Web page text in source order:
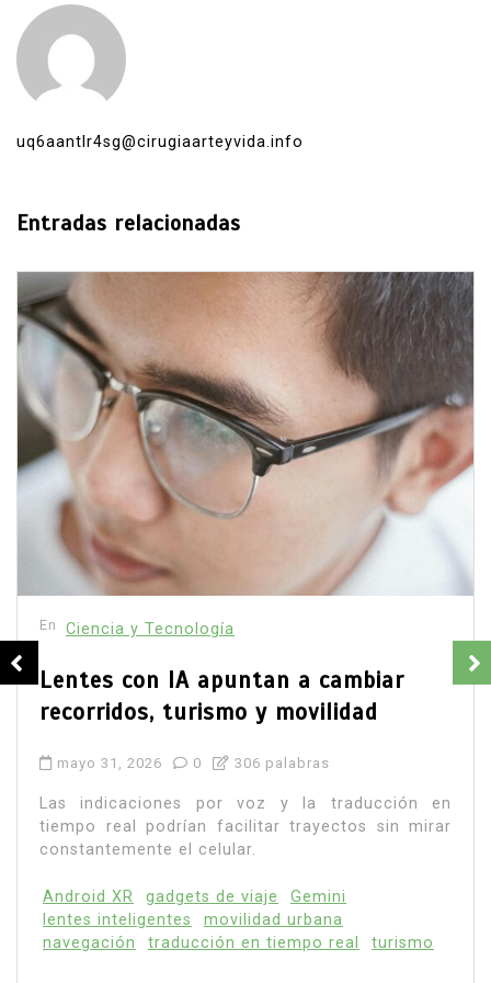
uq6aantlr4sg@cirugiaarteyvida.info
Entradas relacionadas
En Ciencia y Tecnología
Más de mil expertos exigen regular
la inteligencia artificial antes de
julio 30, 2026 822 palabras
Más de mil empleados de OpenAI, Google,
Anthropic solicitaron a Estados Unidos regular
Anthropic
Google DeepMind
inteligencia artificial
Meta AI
OpenAI